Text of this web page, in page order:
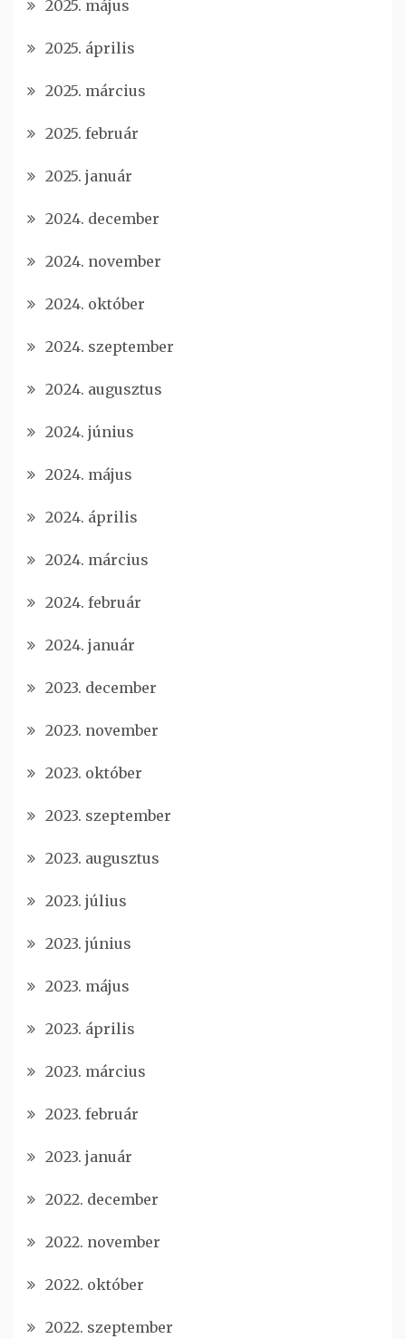
2025. május
2025. április
2025. március
2025. február
2025. január
2024. december
2024. november
2024. október
2024. szeptember
2024. augusztus
2024. június
2024. május
2024. április
2024. március
2024. február
2024. január
2023. december
2023. november
2023. október
2023. szeptember
2023. augusztus
2023. július
2023. június
2023. május
2023. április
2023. március
2023. február
2023. január
2022. december
2022. november
2022. október
2022. szeptember